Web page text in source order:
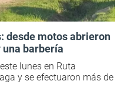
desde motos abrieron
una barbería
lunes en Ruta
y se efectuaron más de